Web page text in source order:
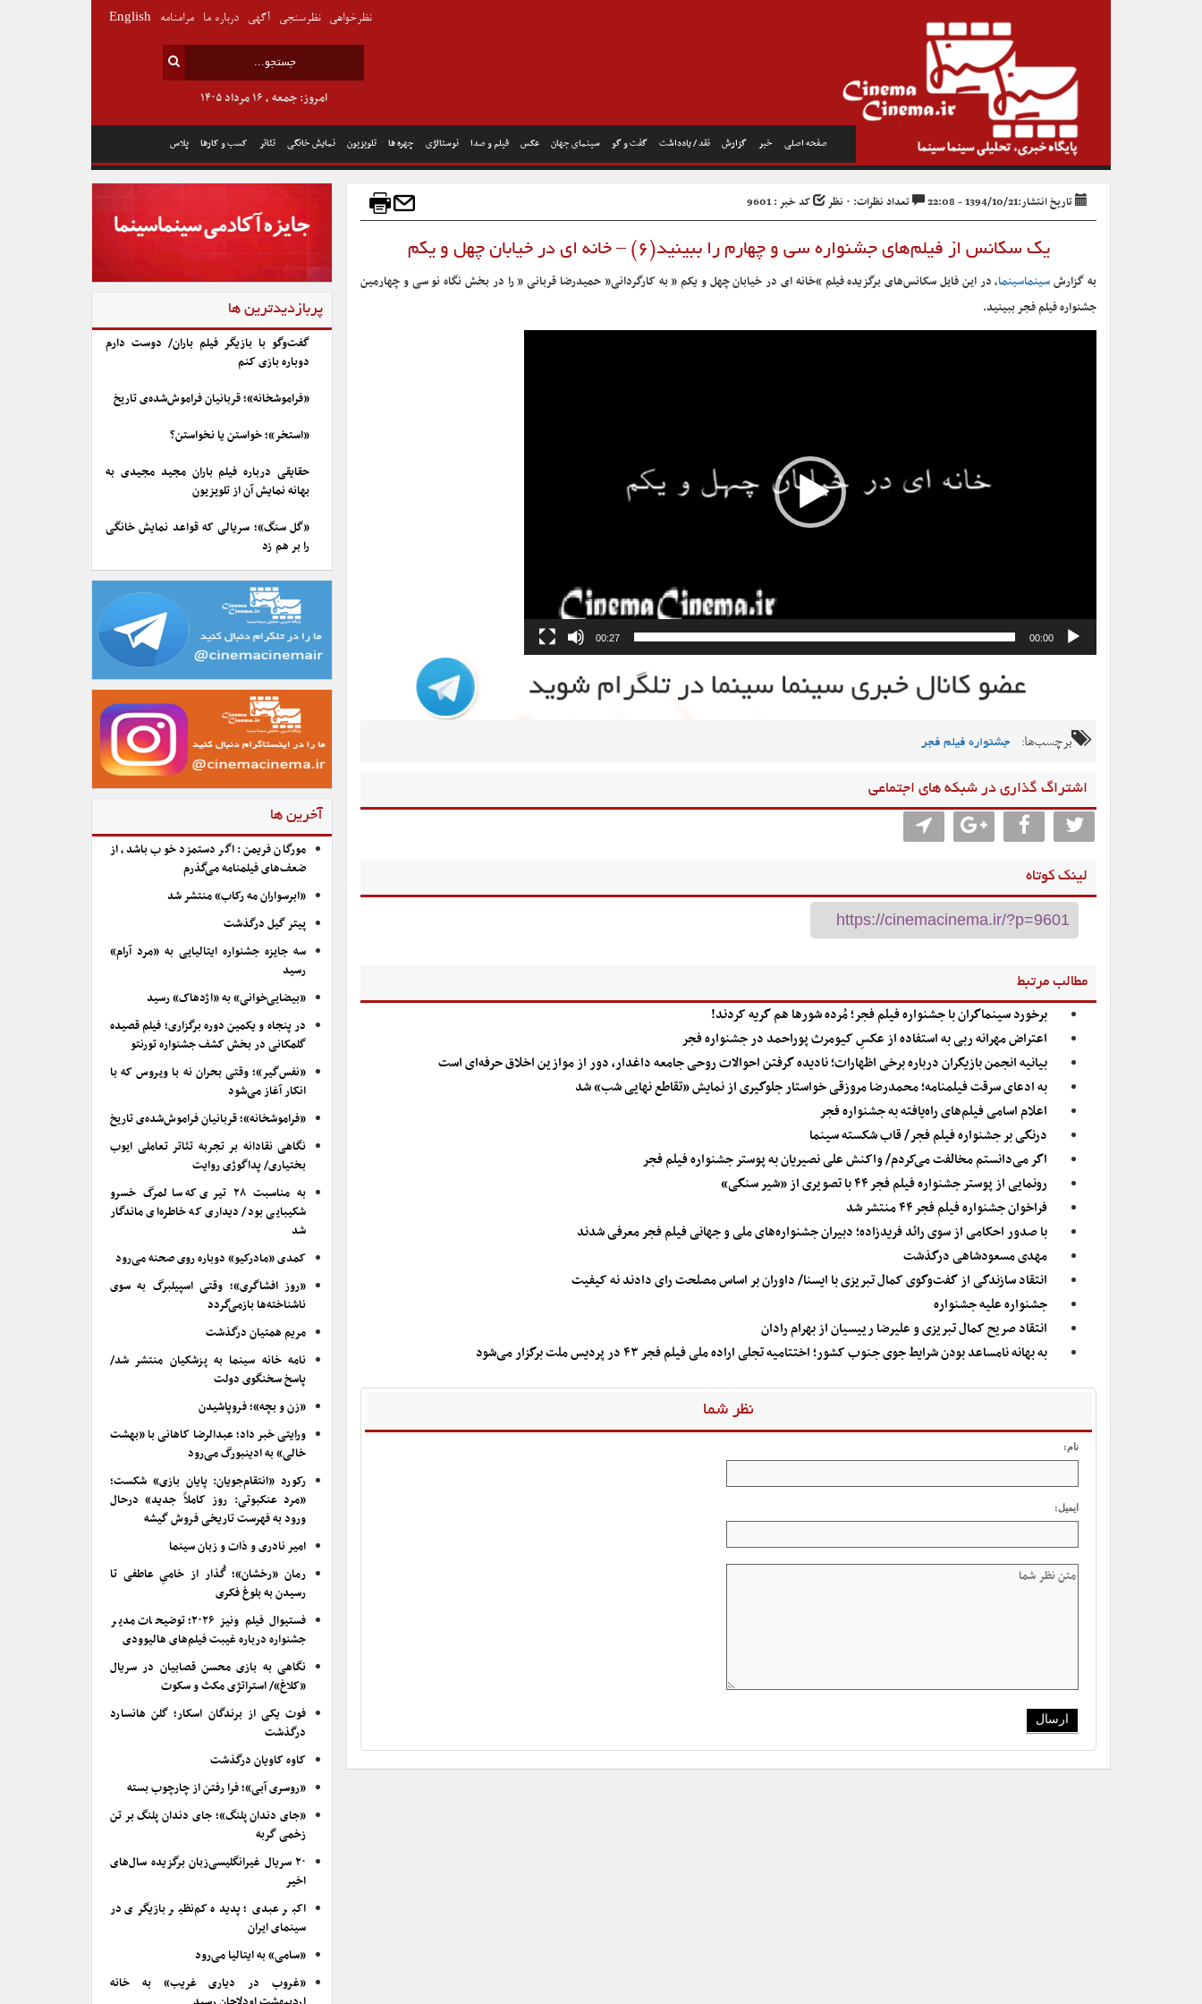
صفحه اصلی خبر گزارش نقد / یادداشت گفت و گو سینمای جهان عکس فیلم و صدا نوستالژی چهره ها تلویزیون نمایش خانگی تئاتر کسب و کارها پلاس
امروز: جمعه , ۱۶ مرداد ۱۴۰۵
نظرخواهی نظرسنجی آگهی درباره ما مرامنامه English
تاریخ انتشار:1394/10/21 - 22:08 تعداد نظرات: ۰ نظر کد خبر : 9601
یک سکانس از فیلم‌های جشنواره سی و چهارم را ببینید(۶) – خانه ای در خیابان چهل و یکم
به گزارشسینماسینما، در این فایل سکانس‌های برگزیده فیلم “خانه ای در خیابان چهل و یکم ” به کارگردانی” حمیدرضا قربانی ” را در بخش نگاه نو سی و چهارمین
جشنواره فیلم فجر ببینید.
00:00
00:27
برچسب‌ها: جشنواره فیلم فجر
اشتراگ گذاری در شبکه های اجتماعی
لینک کوتاه
مطالب مرتبط
برخورد سینماگران با جشنواره فیلم فجر؛ مُرده شورها هم گریه کردند!
اعتراض مهرانه ربی به استفاده از عکسِ کیومرث پوراحمد در جشنواره فجر
بیانیه انجمن بازیگران درباره برخی اظهارات؛ نادیده گرفتن احوالات روحی جامعه داغدار، دور از موازین اخلاق حرفه‌ای است
به ادعای سرقت فیلمنامه؛ محمدرضا مروزقی خواستار جلوگیری از نمایش «تقاطع نهایی شب» شد
اعلام اسامی فیلم‌های راه‌یافته به جشنواره فجر
درنگی بر جشنواره فیلم فجر/ قاب شکسته سینما
اگر می‌دانستم مخالفت می‌کردم/ واکنش علی نصیریان به پوستر جشنواره فیلم فجر
رونمایی از پوستر جشنواره فیلم فجر ۴۴ با تصویری از «شیر سنگی»
فراخوان جشنواره فیلم فجر ۴۴ منتشر شد
با صدور احکامی از سوی رائد فریدزاده؛ دبیران جشنواره‌های ملی و جهانی فیلم فجر معرفی شدند
مهدی مسعودشاهی درگذشت
انتقاد سازندگی از گفت‌وگوی کمال تبریزی با ایسنا/ داوران بر اساس مصلحت رای دادند نه کیفیت
جشنواره علیه جشنواره
انتقاد صریح کمال تبریزی و علیرضا رییسیان از بهرام رادان
به بهانه نامساعد بودن شرایط جوی جنوب کشور؛ اختتامیه تجلی اراده ملی فیلم فجر ۴۳ در پردیس ملت برگزار می‌شود
نظر شما
نام:
ایمیل:
پربازدیدترین ها
گفت‌وگو با بازیگر فیلم باران/ دوست دارم
دوباره بازی کنم
«فراموشخانه»؛ قربانیان فراموش‌شده‌ی تاریخ
«استخر»؛ خواستن یا نخواستن؟
حقایقی درباره فیلم باران مجید مجیدی به
بهانه نمایش آن از تلویزیون
«گل سنگ»؛ سریالی که قواعد نمایش خانگی
را بر هم زد
آخرین ها
مورگان فریمن: اگر دستمزد خوب باشد، از
ضعف‌های فیلمنامه می‌گذرم
«ابرسواران مه رکاب» منتشر شد
پیتر گیل درگذشت
سه جایزه جشنواره ایتالیایی به «مرد آرام»
رسید
«بیضایی‌خوانی» به «اژدهاک» رسید
در پنجاه و یکمین دوره برگزاری؛ فیلم قصیده
گلمکانی در بخش کشف جشنواره تورنتو
«نفس‌گیر»؛ وقتی بحران نه با ویروس که با
انکار آغاز می‌شود
«فراموشخانه»؛ قربانیان فراموش‌شده‌ی تاریخ
نگاهی نقادانه بر تجربه تئاتر تعاملی ایوب
بختیاری/ پداگوژی روایت
به مناسبت ۲۸ تیری که سالمرگ خسرو
شکیبایی بود/ دیداری که خاطره‌ای ماندگار
شد
کمدی «مادرکیو» دوباره روی صحنه می‌رود
«روز افشاگری»؛ وقتی اسپیلبرگ به سوی
ناشناخته‌ها بازمی‌گردد
مریم همتیان درگذشت
نامه خانه سینما به پزشکیان منتشر شد/
پاسخ سخنگوی دولت
«زن و بچه»؛ فروپاشیدن
ورایتی خبر داد؛ عبدالرضا کاهانی با «بهشت
خالی» به ادینبورگ می‌رود
رکورد «انتقام‌جویان: پایان بازی» شکست؛
«مرد عنکبوتی: روز کاملاً جدید» درحال
ورود به فهرست تاریخی فروش گیشه
امیر نادری و ذات و زبان سینما
رمان «رخشان»؛ گُذار از خامیِ عاطفی تا
رسیدن به بلوغ فکری
فستیوال فیلم ونیز ۲۰۲۶؛ توضیحات مدیر
جشنواره درباره غیبت فیلم‌های هالیوودی
نگاهی به بازی محسن قصابیان در سریال
«کلاغ»/ استراتژی مکث و سکوت
فوت یکی از برندگان اسکار؛ گلن هانسارد
درگذشت
کاوه کاویان درگذشت
«روسری آبی»؛ فرا رفتن از چارچوب بسته
«جای دندان پلنگ»؛ جای دندان پلنگ بر تن
زخمی گربه
۲۰ سریال غیرانگلیسی‌زبان برگزیده سال‌های
اخیر
اکبر عبدی؛ پدیده کم‌نظیر بازیگری در
سینمای ایران
«سامی» به ایتالیا می‌رود
«غروب در دیاری غریب» به خانه